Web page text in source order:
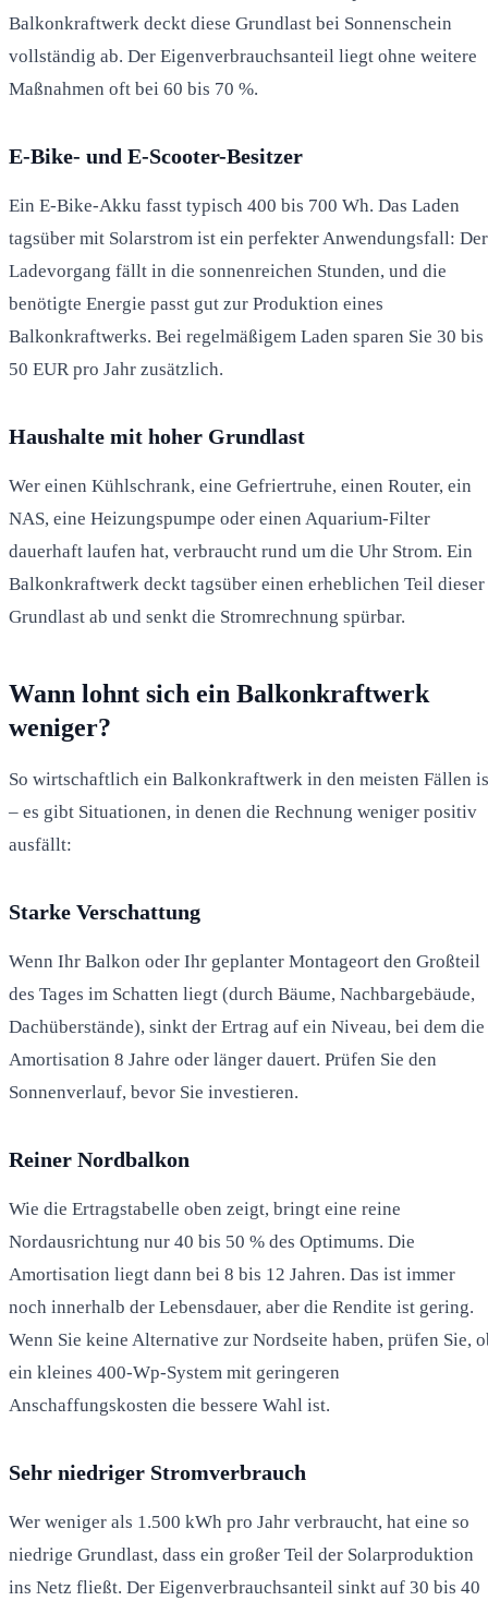
Balkonkraftwerk deckt diese Grundlast bei Sonnenschein
vollständig ab. Der Eigenverbrauchsanteil liegt ohne weitere
Maßnahmen oft bei 60 bis 70 %.
E-Bike- und E-Scooter-Besitzer
Ein E-Bike-Akku fasst typisch 400 bis 700 Wh. Das Laden
tagsüber mit Solarstrom ist ein perfekter Anwendungsfall: Der
Ladevorgang fällt in die sonnenreichen Stunden, und die
benötigte Energie passt gut zur Produktion eines
Balkonkraftwerks. Bei regelmäßigem Laden sparen Sie 30 bis
50 EUR pro Jahr zusätzlich.
Haushalte mit hoher Grundlast
Wer einen Kühlschrank, eine Gefriertruhe, einen Router, ein
NAS, eine Heizungspumpe oder einen Aquarium-Filter
dauerhaft laufen hat, verbraucht rund um die Uhr Strom. Ein
Balkonkraftwerk deckt tagsüber einen erheblichen Teil dieser
Grundlast ab und senkt die Stromrechnung spürbar.
Wann lohnt sich ein Balkonkraftwerk
weniger?
So wirtschaftlich ein Balkonkraftwerk in den meisten Fällen
– es gibt Situationen, in denen die Rechnung weniger positiv
ausfällt:
Starke Verschattung
Wenn Ihr Balkon oder Ihr geplanter Montageort den Großteil
des Tages im Schatten liegt (durch Bäume, Nachbargebäude,
Dachüberstände), sinkt der Ertrag auf ein Niveau, bei dem die
Amortisation 8 Jahre oder länger dauert. Prüfen Sie den
Sonnenverlauf, bevor Sie investieren.
Reiner Nordbalkon
Wie die Ertragstabelle oben zeigt, bringt eine reine
Nordausrichtung nur 40 bis 50 % des Optimums. Die
Amortisation liegt dann bei 8 bis 12 Jahren. Das ist immer
noch innerhalb der Lebensdauer, aber die Rendite ist gering.
Wenn Sie keine Alternative zur Nordseite haben, prüfen Sie,
ein kleines 400-Wp-System mit geringeren
Anschaffungskosten die bessere Wahl ist.
Sehr niedriger Stromverbrauch
Wer weniger als 1.500 kWh pro Jahr verbraucht, hat eine so
niedrige Grundlast, dass ein großer Teil der Solarproduktion
ins Netz fließt. Der Eigenverbrauchsanteil sinkt auf 30 bis 40